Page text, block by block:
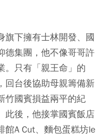
旗下擁有士林開發、國
集團， 他不像哥哥許
。只有「親王命」的
回台後協助母親籌備新
竹國賓損益兩平的紀
此後，他接掌國賓飯店
館A Cut、麵包蛋糕坊le